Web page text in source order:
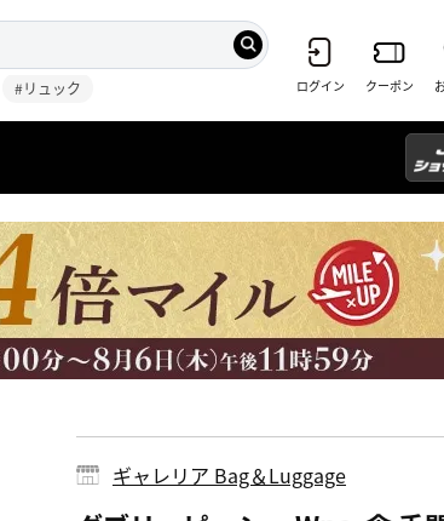
#リュック ログイン クーポン
ギャレリア Bag＆Luggage